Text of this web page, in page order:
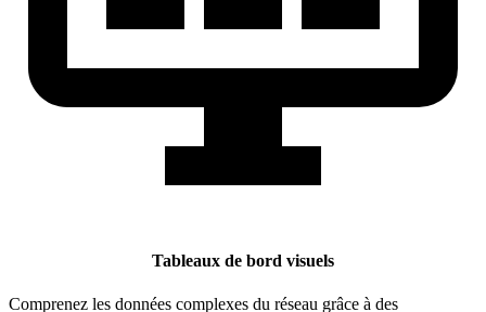
Tableaux de bord visuels
Comprenez les données complexes du réseau grâce à des